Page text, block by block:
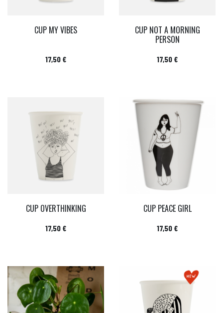
CUP MY VIBES
Prix
17,50 €
CUP NOT A MORNING
PERSON
Prix
17,50 €
CUP OVERTHINKING
Prix
17,50 €
CUP PEACE GIRL
Prix
17,50 €